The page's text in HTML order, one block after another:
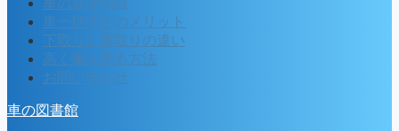
車の基礎知識
車一括査定のメリット
下取りと買取りの違い
高く車を売る方法
お問い合わせ
車の図書館